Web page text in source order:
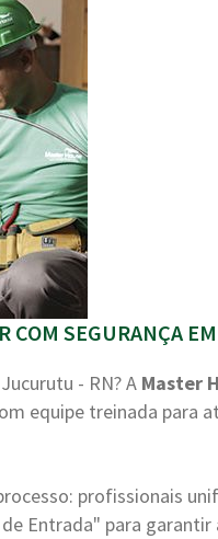
COM SEGURANÇA
- RN? A Master
equipe treinada para
profissionais
Entrada" para garantir